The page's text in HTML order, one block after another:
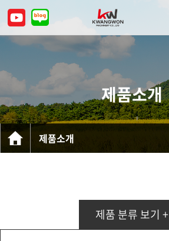
회사소개
제품소개
고객센터
문의하기
제품소개
제품 분류 보기 +